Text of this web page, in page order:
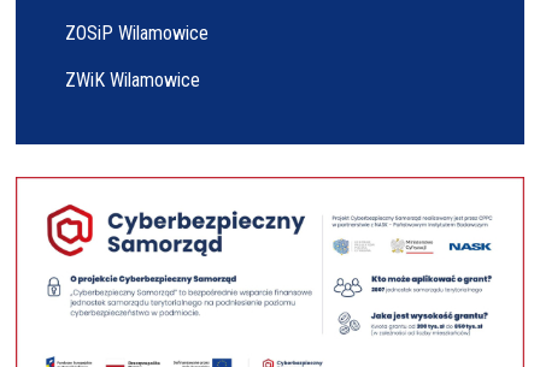
ZOSiP Wilamowice
ZWiK Wilamowice